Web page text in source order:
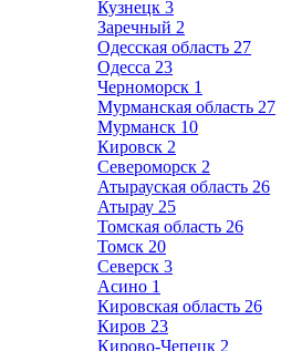
Кузнецк 3
Заречный 2
Одесская область 27
Одесса 23
Черноморск 1
Мурманская область 27
Мурманск 10
Кировск 2
Североморск 2
Атырауская область 26
Атырау 25
Томская область 26
Томск 20
Северск 3
Асино 1
Кировская область 26
Киров 23
Кирово-Чепецк 2